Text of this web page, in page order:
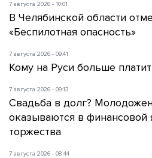
7 августа 2026 - 10:01
В Челябинской области
«Беспилотная опасность»
7 августа 2026 - 09:41
Кому на Руси больше
7 августа 2026 - 09:13
Свадьба в долг?
оказываются в финансовой
торжества
7 августа 2026 - 08:44